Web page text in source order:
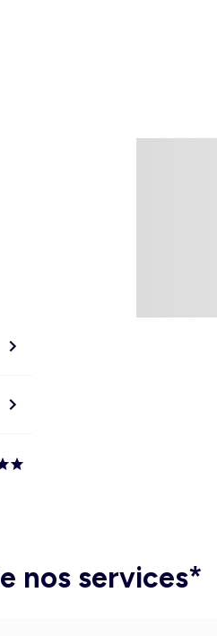
nos services*